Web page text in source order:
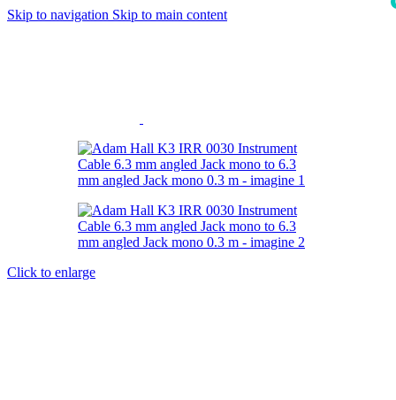
Skip to navigation Skip to main content
Click to enlarge